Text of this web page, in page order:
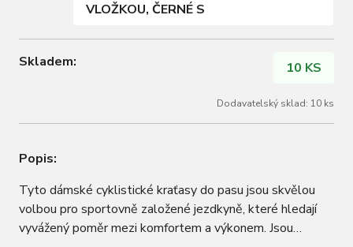
VLOŽKOU, ČERNÉ S
Skladem: 10 KS
Dodavatelský sklad: 10 ks
Popis:
Tyto dámské cyklistické kraťasy do pasu jsou skvělou
volbou pro sportovně založené jezdkyně, které hledají
vyvážený poměr mezi komfortem a výkonem. Jsou